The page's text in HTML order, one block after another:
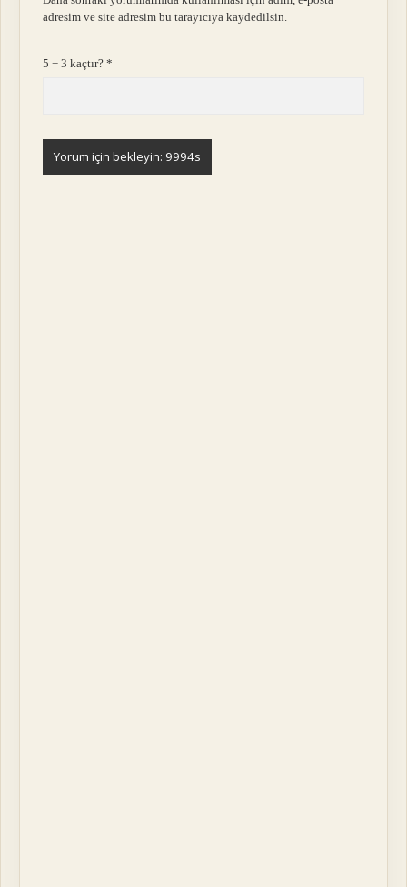
adresim ve site adresim bu tarayıcıya kaydedilsin.
5 + 3 kaçtır?*